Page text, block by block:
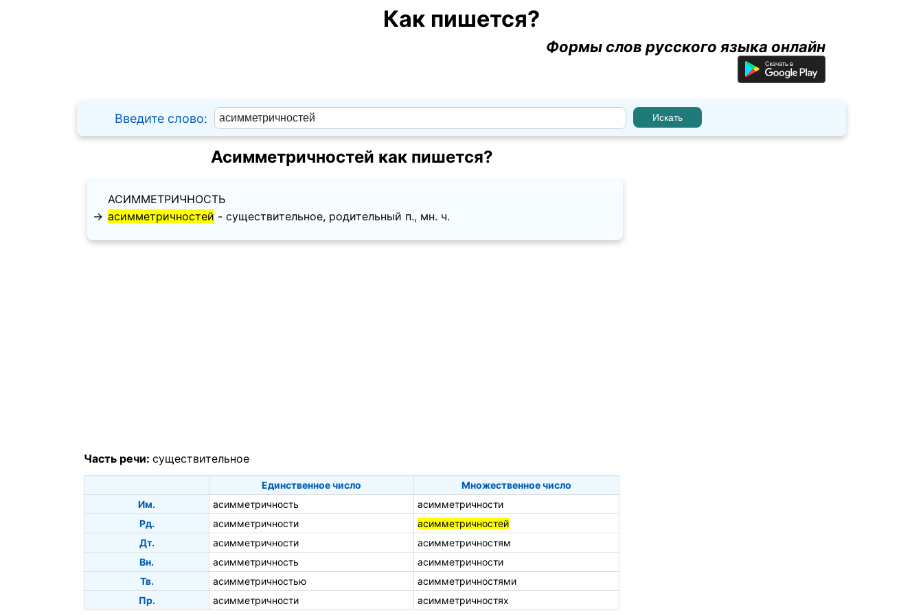
Как пишется?
Формы слов русского языка онлайн
Введите слово:
Асимметричностей как пишется?
АСИММЕТРИЧНОСТЬ
→ асимметричностей - существительное, родительный п., мн. ч.
Часть речи: существительное
Единственное число
Множественное число
Им.
асимметричность
асимметричности
Рд.
асимметричности
асимметричностей
Дт.
асимметричности
асимметричностям
Вн.
асимметричность
асимметричности
Тв.
асимметричностью
асимметричностями
Пр.
асимметричности асимметричностях